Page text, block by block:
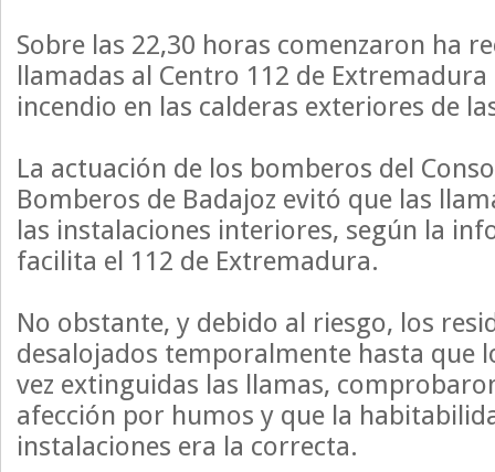
Sobre las 22,30 horas comenzaron ha
llamadas al Centro 112 de
incendio en las calderas exteriores de
La actuación de los bomberos del
Bomberos de Badajoz evitó que las
las instalaciones interiores, según la
facilita el 112 de Extremadura.
No obstante, y debido al riesgo, los
desalojados temporalmente hasta que
vez extinguidas las llamas,
afección por humos y que la
instalaciones era la correcta.